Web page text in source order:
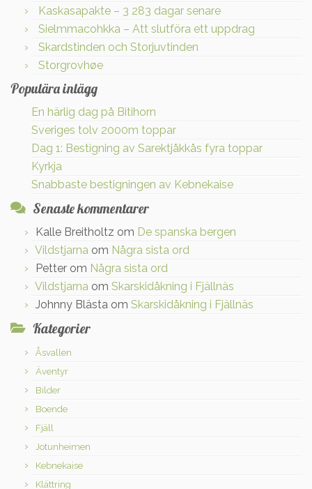
Kaskasapakte – 3 283 dagar senare
Sielmmacohkka – Att slutföra ett uppdrag
Skardstinden och Storjuvtinden
Storgrovhøe
Populära inlägg
En härlig dag på Bitihorn
Sveriges tolv 2000m toppar
Dag 1: Bestigning av Sarektjåkkås fyra toppar
Kyrkja
Snabbaste bestigningen av Kebnekaise
Senaste kommentarer
Kalle Breitholtz om De spanska bergen
Vildstjarna om Några sista ord
Petter om Några sista ord
Vildstjarna om Skarskidåkning i Fjällnäs
Johnny Blästa om Skarskidåkning i Fjällnäs
Kategorier
Åsvallen
Äventyr
Bilder
Boende
Fjäll
Jotunheimen
Kebnekaise
Klättring